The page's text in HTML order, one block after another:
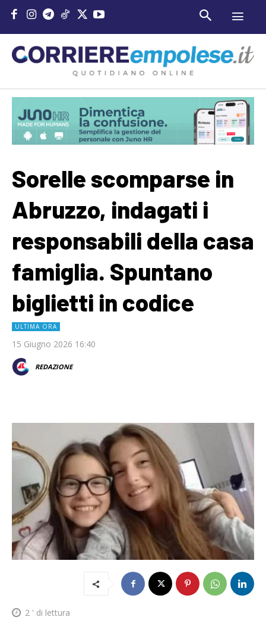
Sorelle scomparse in
Abruzzo, indagati i
responsabili della casa
famiglia. Spuntano
biglietti in codice
ULTIMA ORA
15 Giugno 2026 16:40
REDAZIONE
2 ' di lettura